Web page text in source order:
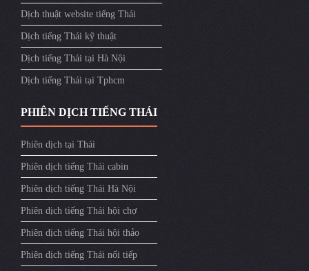
Dịch thuật website tiếng Thái
Dịch tiếng Thái kỹ thuật
Dịch tiếng Thái tại Hà Nội
Dịch tiếng Thái tại Tphcm
PHIÊN DỊCH TIẾNG THÁI
Phiên dịch tại Thái
Phiên dịch tiếng Thái cabin
Phiên dịch tiếng Thái Hà Nội
Phiên dịch tiếng Thái hội chợ
Phiên dịch tiếng Thái hội thảo
Phiên dịch tiếng Thái nối tiếp